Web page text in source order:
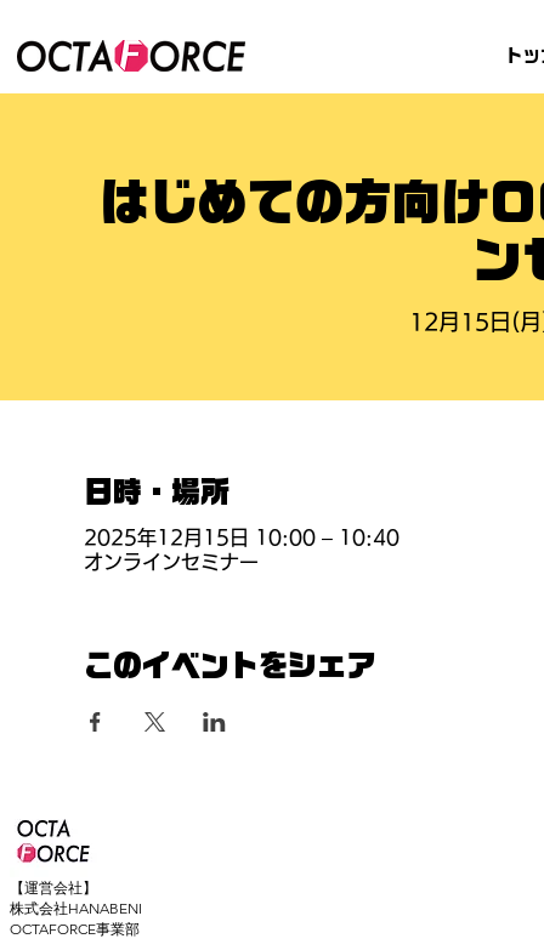
ト
はじめての方向
ン
12月15日(
日時・場所
2025年12月15日 10:00 – 10:40
オンラインセミナー
このイベントをシェア
【運営会社】
株式会社HANABENI
OCTAFORCE事業部